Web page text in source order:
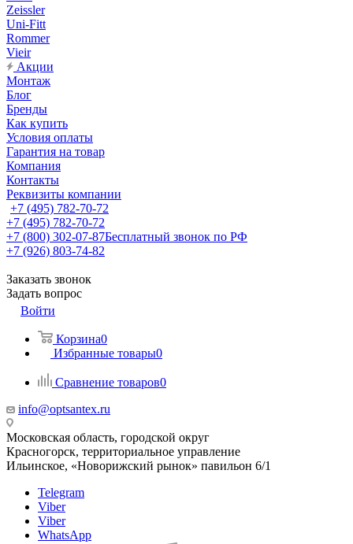
Zeissler
Uni-Fitt
Rommer
Vieir
Акции
Монтаж
Блог
Бренды
Как купить
Условия оплаты
Гарантия на товар
Компания
Контакты
Реквизиты компании
+7 (495) 782-70-72
+7 (495) 782-70-72
+7 (800) 302-07-87Бесплатный звонок по РФ
+7 (926) 803-74-82
Заказать звонок
Задать вопрос
Войти
Корзина0
Избранные товары0
Сравнение товаров0
info@optsantex.ru
Московская область, городской округ
Красногорск, территориальное управление
Ильинское, «Новорижский рынок» павильон 6/1
Telegram
Viber
Viber
WhatsApp